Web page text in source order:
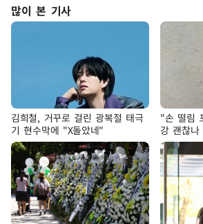
많이 본 기사
김희철, 거꾸로 걸린 광복절 태극
기 현수막에 "X돌았네"
"손 떨림
강 괜찮